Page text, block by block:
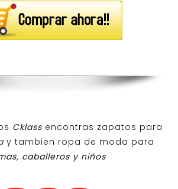
Cklass encontras zapatos para
y tambien ropa de moda para
caballeros y niños